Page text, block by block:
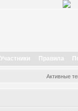
Участники Правила
Активные